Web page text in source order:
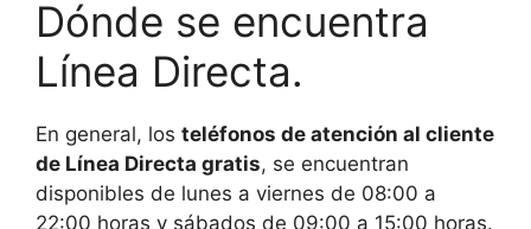
Dónde se encuentra
Línea Directa.
En general, los teléfonos de atención al cliente
de Línea Directa gratis, se encuentran
disponibles de lunes a viernes de 08:00 a
22:00 horas y sábados de 09:00 a 15:00 horas.